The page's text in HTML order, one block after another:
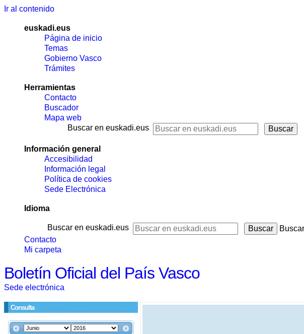
Ir al contenido
euskadi.eus
Página de inicio
Temas
Gobierno Vasco
Trámites
Herramientas
Contacto
Buscador
Mapa web
Buscar en euskadi.eus
Información general
Accesibilidad
Información legal
Política de cookies
Sede Electrónica
Idioma
Buscar en euskadi.eus
Buscar
Contacto
Mi carpeta
Boletín Oficial del País Vasco
Sede electrónica
Consulta